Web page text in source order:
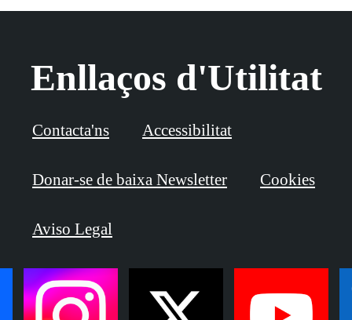
Enllaços d'Utilitat
Contacta'ns Accessibilitat
Donar-se de baixa Newsletter Cookies
Aviso Legal